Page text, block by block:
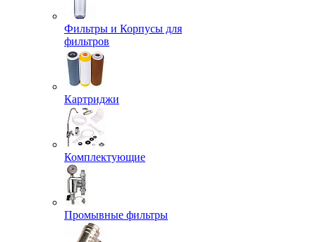
Фильтры и Корпусы для
фильтров
Картриджи
Комплектующие
Промывные фильтры